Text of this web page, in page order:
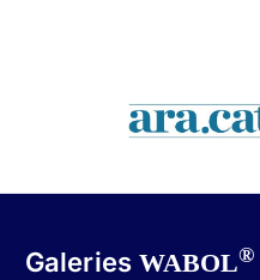
Galeries WABOL®